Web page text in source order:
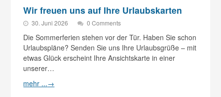
Wir freuen uns auf Ihre Urlaubskarten
30. Juni 2026 0 Comments
Die Sommerferien stehen vor der Tür. Haben Sie schon
Urlaubspläne? Senden Sie uns Ihre Urlaubsgrüße – mit
etwas Glück erscheint Ihre Ansichtskarte in einer
unserer…
mehr ...→